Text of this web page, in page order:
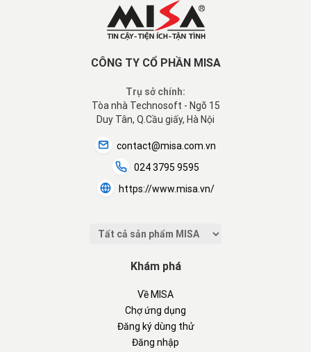
CÔNG TY CỔ PHẦN MISA
Trụ sở chính:
Tòa nhà Technosoft - Ngõ 15
Duy Tân, Q.Cầu giấy, Hà Nội
contact@misa.com.vn
024 3795 9595
https://www.misa.vn/
Khám phá
Về MISA
Chợ ứng dụng
Đăng ký dùng thử
Đăng nhập